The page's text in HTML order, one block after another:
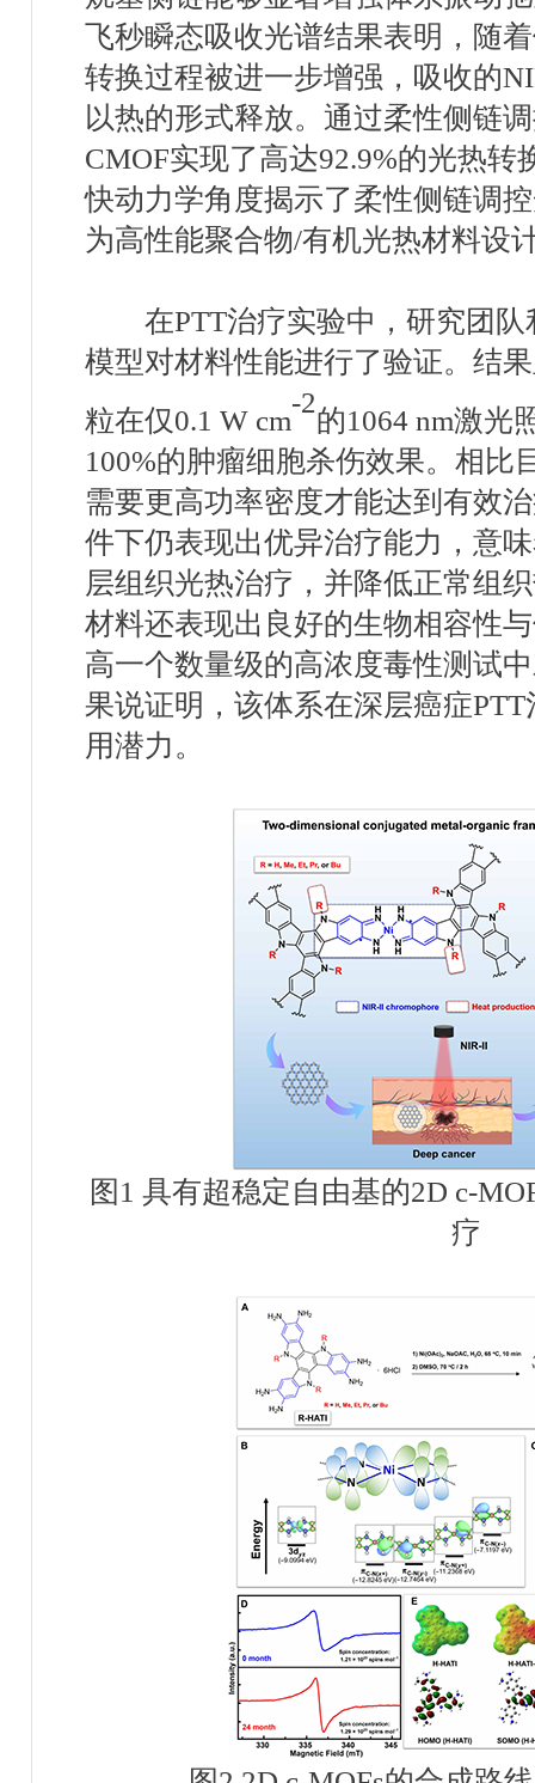
飞秒瞬态吸收光谱结果表明，随
转换过程被进一步增强，吸收的
以热的形式释放。通过柔性侧链
CMOF实现了高达92.9%的光热转
快动力学角度揭示了柔性侧链调
为高性能聚合物/有机光热材料设
在PTT治疗实验中，研究团队
模型对材料性能进行了验证。结
粒在仅0.1 W cm
-2
的1064 nm激光
100%的肿瘤细胞杀伤效果。相比
需要更高功率密度才能达到有效
件下仍表现出优异治疗能力，意
层组织光热治疗，并降低正常组
材料还表现出良好的生物相容性
高一个数量级的高浓度毒性测试
果说证明，该体系在深层癌症PTT
用潜力。
图1 具有超稳定自由基的2D c-
疗